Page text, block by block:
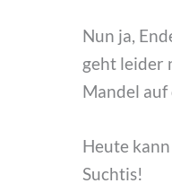
Nun ja,
geht leider
Mandel auf
Heute
Suchtis!